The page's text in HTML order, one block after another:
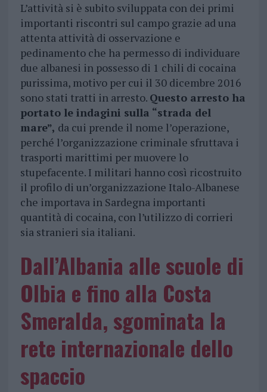
L’attività si è subito sviluppata con dei primi
importanti riscontri sul campo grazie ad una
attenta attività di osservazione e
pedinamento che ha permesso di individuare
due albanesi in possesso di 1 chili di cocaina
purissima, motivo per cui il 30 dicembre 2016
sono stati tratti in arresto. Questo arresto ha
portato le indagini sulla “strada del
mare”, da cui prende il nome l’operazione,
perché l’organizzazione criminale sfruttava i
trasporti marittimi per muovere lo
stupefacente. I militari hanno così ricostruito
il profilo di un’organizzazione Italo-Albanese
che importava in Sardegna importanti
quantità di cocaina, con l’utilizzo di corrieri
sia stranieri sia italiani.
Dall’Albania alle scuole di
Olbia e fino alla Costa
Smeralda, sgominata la
rete internazionale dello
spaccio